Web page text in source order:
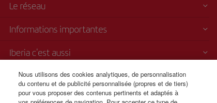
Le réseau
Informations importantes
Iberia c'est aussi
Transparence
Vente par téléphone
Nous utilisons des cookies analytiques, de personnalisation
du contenu et de publicité personnalisée (propres et de tiers)
pour vous proposer des contenus pertinents et adaptés à